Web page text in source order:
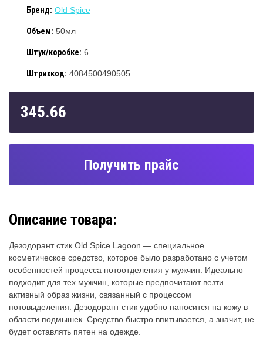
Бренд: Old Spice
Объем: 50мл
Штук/коробке: 6
Штрихкод: 4084500490505
345.66
Получить прайс
Описание товара:
Дезодорант стик Old Spice Lagoon — специальное
косметическое средство, которое было разработано с учетом
особенностей процесса потоотделения у мужчин. Идеально
подходит для тех мужчин, которые предпочитают везти
активный образ жизни, связанный с процессом
потовыделения. Дезодорант стик удобно наносится на кожу в
области подмышек. Средство быстро впитывается, а значит, не
будет оставлять пятен на одежде.